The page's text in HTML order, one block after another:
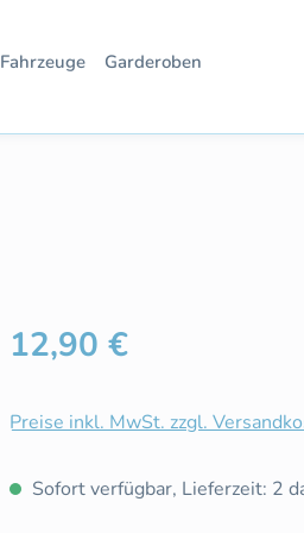
Fahrzeuge Garderoben
Regulärer Preis:
12,90 €
Preise inkl. MwSt. zzgl.
Sofort verfügbar, Lieferzeit: 2